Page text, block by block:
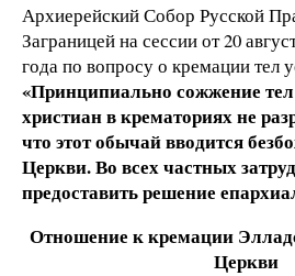
Архиерейский Собор Русской
Заграницей на сессии от 20
года по вопросу о кремации тел
«Принципиально сожжение
христиан в крематориях не
что этот обычай вводится
Церкви. Во всех частных
предоставить решение
Отношение к кремации
Церкви